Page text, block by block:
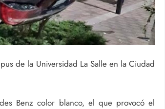
de la Universidad La Salle en la Ciudad
Benz color blanco, el que provocó el